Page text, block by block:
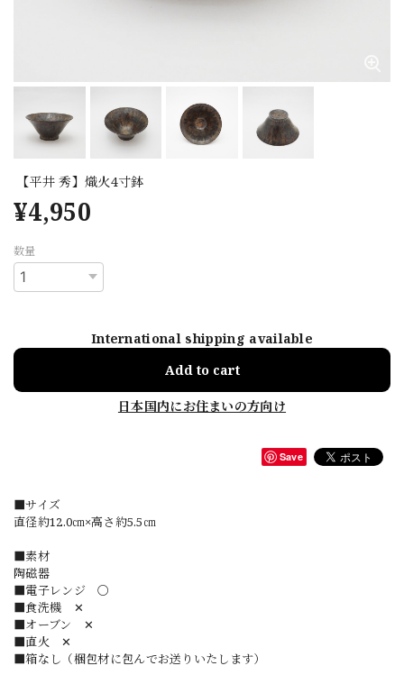
【平井 秀】熾火4寸鉢
¥4,950
数量
International shipping available
Add to cart
日本国内にお住まいの方向け
Save
■サイズ
直径約12.0㎝×高さ約5.5㎝
■素材
陶磁器
■電子レンジ 〇
■食洗機 ✕
■オーブン ✕
■直火 ✕
■箱なし（梱包材に包んでお送りいたします）